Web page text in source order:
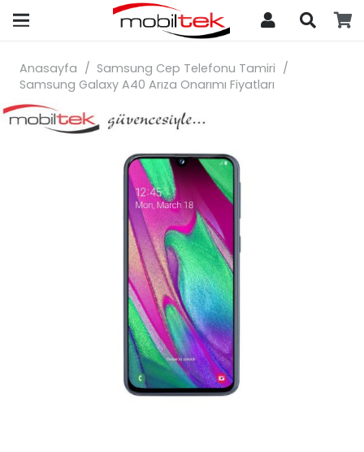
Anasayfa / Samsung Cep Telefonu Tamiri /
Samsung Galaxy A40 Arıza Onarımı Fiyatları